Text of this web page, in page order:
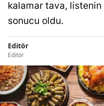
kalamar tava, listenin
sonucu oldu.
Editör
Editör